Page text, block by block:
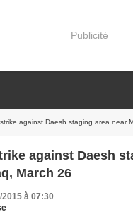
Publicité
against Daesh staging area near
against Daesh
March 26
2015 à 07:30